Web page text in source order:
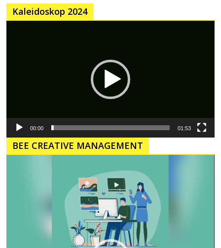
Kaleidoskop 2024
00:00 01:53
BEE CREATIVE MANAGEMENT